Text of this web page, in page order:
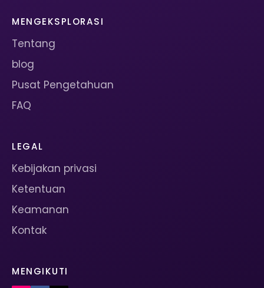
MENGEKSPLORASI
Tentang
blog
Pusat Pengetahuan
FAQ
LEGAL
Kebijakan privasi
Ketentuan
Keamanan
Kontak
MENGIKUTI